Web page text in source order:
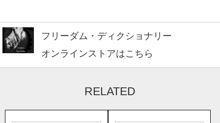
フリーダム・ディクショナリー
オンラインストアはこちら
RELATED